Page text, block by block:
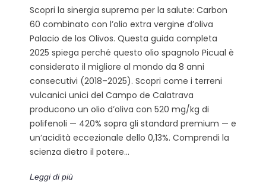
Scopri la sinergia suprema per la salute: Carbon
60 combinato con l’olio extra vergine d’oliva
Palacio de los Olivos. Questa guida completa
2025 spiega perché questo olio spagnolo Picual è
considerato il migliore al mondo da 8 anni
consecutivi (2018–2025). Scopri come i terreni
vulcanici unici del Campo de Calatrava
producono un olio d’oliva con 520 mg/kg di
polifenoli — 420% sopra gli standard premium — e
un’acidità eccezionale dello 0,13%. Comprendi la
scienza dietro il potere...
Leggi di più